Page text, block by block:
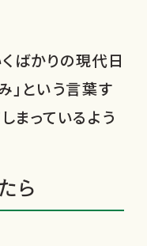
ばかりの現代日
」という言葉す
まっているよう
ら